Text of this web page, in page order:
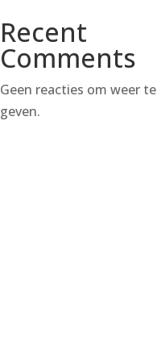
Recent
Comments
Geen reacties om weer te
geven.